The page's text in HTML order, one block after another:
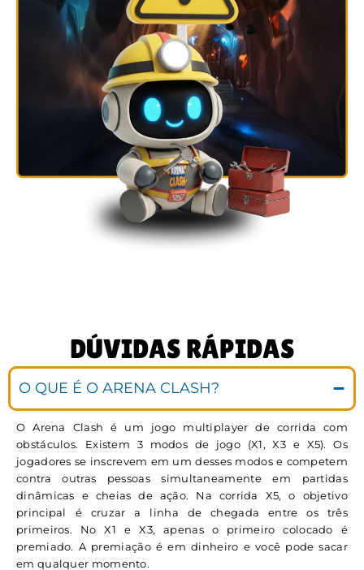
DÚVIDAS RÁPIDAS
O QUE É O ARENA CLASH?
O Arena Clash é um jogo multiplayer de corrida com
obstáculos. Existem 3 modos de jogo (X1, X3 e X5). Os
jogadores se inscrevem em um desses modos e competem
contra outras pessoas simultaneamente em partidas
dinâmicas e cheias de ação. Na corrida X5, o objetivo
principal é cruzar a linha de chegada entre os três
primeiros. No X1 e X3, apenas o primeiro colocado é
premiado. A premiação é em dinheiro e você pode sacar
em qualquer momento.